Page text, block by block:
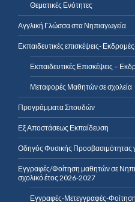
Θεματικές Ενότητες
Αγγλική Γλώσσα στα Νηπιαγωγεία
Εκπαιδευτικές επισκέψεις-
Εκπαιδευτικές Επισκέψεις –
Μεταφορές Μαθητών σε σχολεία
Προγράμματα Σπουδών
Εξ Αποστάσεως Εκπαίδευση
Οδηγός Φυσικής Προσβασιμότητας
Εγγραφές/Φοίτηση μαθητών σε
σχολικό έτος 2026-2027
Εγγραφές-Μετεγγραφές-